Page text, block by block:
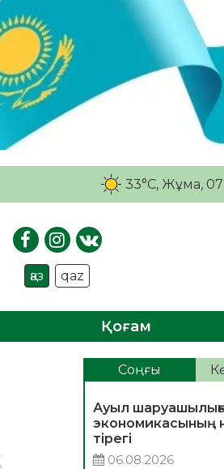
33°C, Жұма, 07
қаз qaz
Қоғам
Соңғы
Ауыл шаруашылығы
экономикасының
тірегі
06.08.2026